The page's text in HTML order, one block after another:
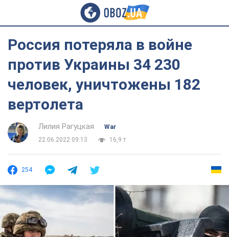
Россия потеряла в войне
против Украины 34 230
человек, уничтожены 182
вертолета
Лилия Рагуцкая
War
22.06.2022 09:13
16,9 т.
254